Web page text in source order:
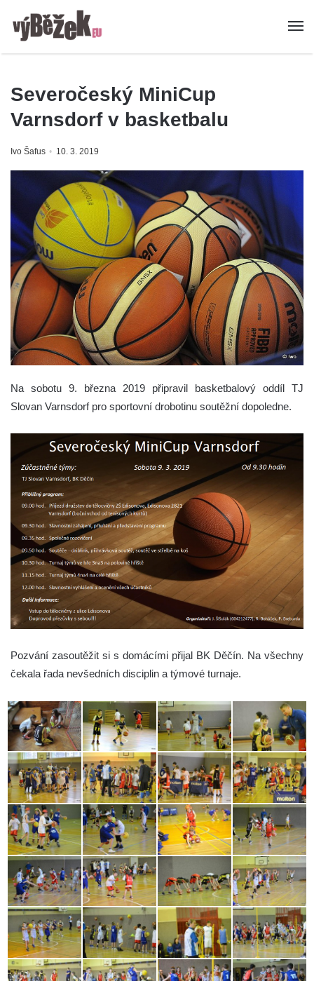
Severočeský MiniCup
Varnsdorf v basketbalu
Ivo Šafus 10. 3. 2019
Na sobotu 9. března 2019 připravil basketbalový oddíl TJ
Slovan Varnsdorf pro sportovní drobotinu soutěžní dopoledne.
Pozvání zasoutěžit si s domácími přijal BK Děčín. Na všechny
čekala řada nevšedních disciplin a týmové turnaje.